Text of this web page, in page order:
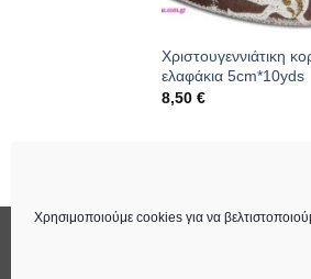
Χρησιμοποιούμε cookies για να
Χριστουγεννιάτικη
ελαφάκια 5cm*10yds
8,50 €